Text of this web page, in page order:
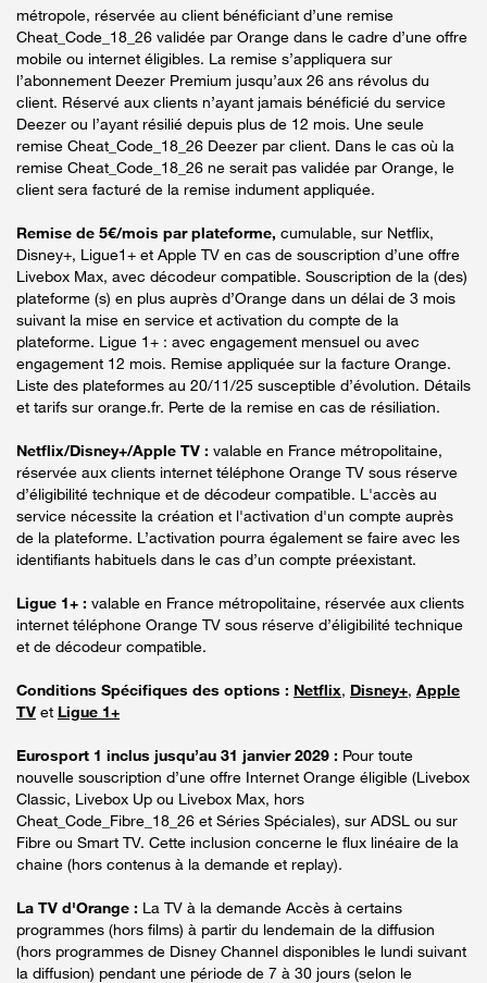
métropole, réservée au client bénéficiant d’une remise
Cheat_Code_18_26 validée par Orange dans le cadre d’une offre
mobile ou internet éligibles. La remise s’appliquera sur
l’abonnement Deezer Premium jusqu’aux 26 ans révolus du
client. Réservé aux clients n’ayant jamais bénéficié du service
Deezer ou l’ayant résilié depuis plus de 12 mois. Une seule
remise Cheat_Code_18_26 Deezer par client. Dans le cas où la
remise Cheat_Code_18_26 ne serait pas validée par Orange, le
client sera facturé de la remise indument appliquée.
Remise de 5€/mois par plateforme, cumulable, sur Netflix,
Disney+, Ligue1+ et Apple TV en cas de souscription d’une offre
Livebox Max, avec décodeur compatible. Souscription de la (des)
plateforme (s) en plus auprès d’Orange dans un délai de 3 mois
suivant la mise en service et activation du compte de la
plateforme. Ligue 1+ : avec engagement mensuel ou avec
engagement 12 mois. Remise appliquée sur la facture Orange.
Liste des plateformes au 20/11/25 susceptible d’évolution. Détails
et tarifs sur orange.fr. Perte de la remise en cas de résiliation.
Netflix/Disney+/Apple TV : valable en France métropolitaine,
réservée aux clients internet téléphone Orange TV sous réserve
d’éligibilité technique et de décodeur compatible. L'accès au
service nécessite la création et l'activation d'un compte auprès
de la plateforme. L’activation pourra également se faire avec les
identifiants habituels dans le cas d’un compte préexistant.
Ligue 1+ : valable en France métropolitaine, réservée aux clients
internet téléphone Orange TV sous réserve d’éligibilité technique
et de décodeur compatible.
Conditions Spécifiques des options : Netflix, Disney+, Apple
TV et Ligue 1+
Eurosport 1 inclus jusqu’au 31 janvier 2029 : Pour toute
nouvelle souscription d’une offre Internet Orange éligible (Livebox
Classic, Livebox Up ou Livebox Max, hors
Cheat_Code_Fibre_18_26 et Séries Spéciales), sur ADSL ou sur
Fibre ou Smart TV. Cette inclusion concerne le flux linéaire de la
chaine (hors contenus à la demande et replay).
La TV d'Orange : La TV à la demande Accès à certains
programmes (hors films) à partir du lendemain de la diffusion
(hors programmes de Disney Channel disponibles le lundi suivant
la diffusion) pendant une période de 7 à 30 jours (selon le